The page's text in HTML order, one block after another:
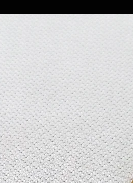
* באפשרותך לאסוף את
* תשלום
*